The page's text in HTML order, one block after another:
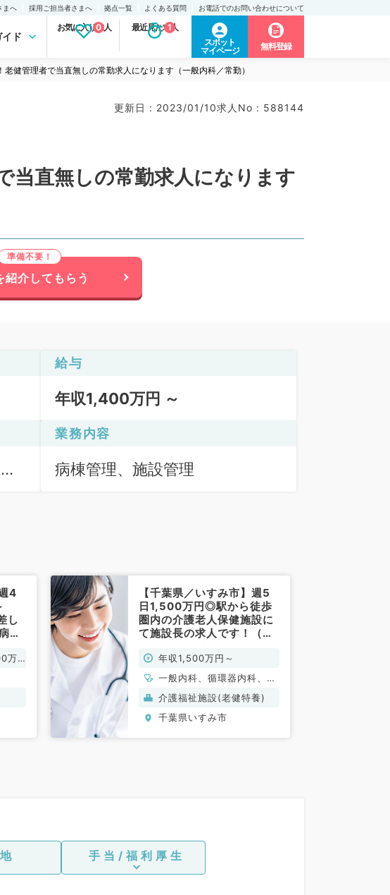
まへ 採用ご担当者さまへ 拠点一覧 よくある質問 お電話でのお問い合わせについて
ド
お気に入り求人
0 最近見た求人
1
スポット
マイページ
無料登録
健管理者で当直無しの常勤求人になります（一般内科／常勤）
更新日 : 2023/01/10求人No : 588144
当直無しの常勤求人になります
紹介してもらう
給与
年収1,400万円 ～
業務内容
病棟管理、施設管理
4
し
棟
万
【千葉県／いすみ市】週5
日1,500万円◎駅から徒歩
圏内の介護老人保健施設に
て施設長の求人です！（内
年収1,500万円～
一般内科、循環器内科、消
化器内科、老年内科、外科
系全般、一般外科、消化器
外科
介護福祉施設(老健特養)
千葉県いすみ市
手当/福利厚生